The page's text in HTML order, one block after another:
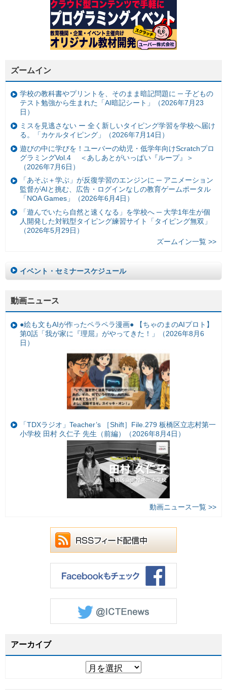
ズームイン
学校の教科書やプリントを、そのまま暗記問題に ─ 子どもの
テスト勉強から生まれた「AI暗記シート」（2026年7月23
日）
ミスを見逃さない ー 全く新しいタイピング学習を学校へ届け
る。「カケルタイピング」（2026年7月14日）
遊びの中に学びを！ユーバーの幼児・低学年向けScratchプロ
グラミングVol.4 ＜あしあとがいっぱい『ループ』＞
（2026年7月6日）
「あそぶ＋学ぶ」が反復学習のエンジンに ─ アニメーション
監督がAIと挑む、広告・ログインなしの教育ゲームポータル
「NOA Games」（2026年6月4日）
「遊んでいたら自然と速くなる」を学校へ ─ 大学1年生が個
人開発した対戦型タイピング練習サイト「タイピング無双」
（2026年5月29日）
ズームイン一覧 >>
イベント・セミナースケジュール
動画ニュース
●絵も文もAIが作ったペラペラ漫画● 【ちゃのまのAIプロト】
第0話「我が家に『理屈』がやってきた！」（2026年8月6
日）
「TDXラジオ」Teacher’s ［Shift］File.279 板橋区立志村第一
小学校 田村 久仁子 先生（前編）（2026年8月4日）
動画ニュース一覧 >>
アーカイブ